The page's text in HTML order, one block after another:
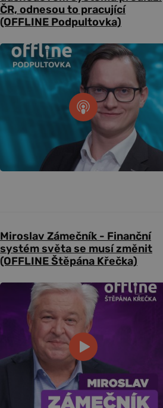
ČR, odnesou to pracující
(OFFLINE Podpultovka)
Miroslav Zámečník - Finanční
systém světa se musí změnit
(OFFLINE Štěpána Křečka)